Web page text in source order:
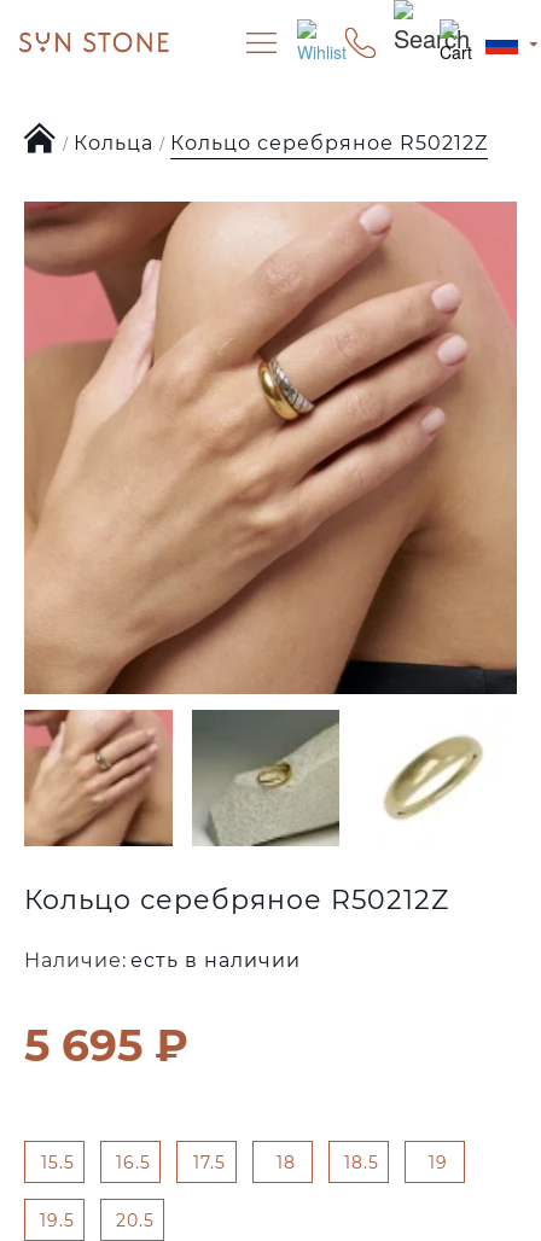
Кольца Кольцо серебряное R50212Z
Кольцо серебряное R50212Z
5 695 ₽
Наличие: есть в наличии
15.5 16.5 17.5 18 18.5 19
19.5 20.5